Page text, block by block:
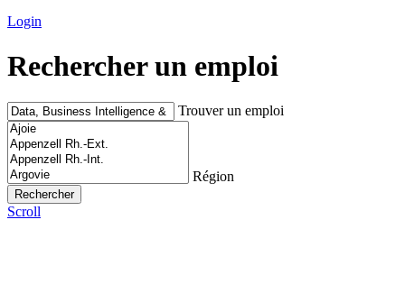
Login
Rechercher un emploi
Trouver un emploi
Région
Scroll